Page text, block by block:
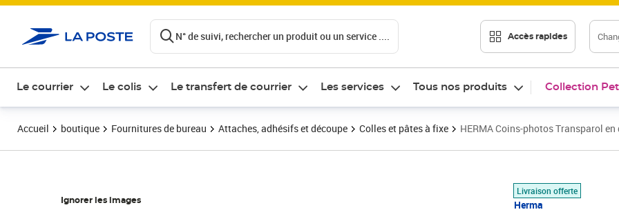
N° de suivi, rechercher un produit ou un service .... Accès rapides
Le courrier Le colis Le transfert de courrier Les services Tous nos produits Collection
Accueil boutique Fournitures de bureau Attaches, adhésifs et découpe Colles et pâtes à fixe HERMA Coins-photos Transparol
Ignorer les images
Livraison offerte
Herma
Prix 8,50€